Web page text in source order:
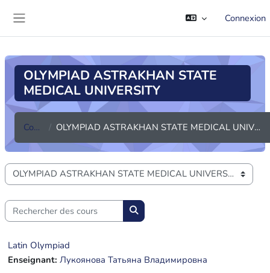
Connexion
OLYMPIAD ASTRAKHAN STATE
MEDICAL UNIVERSITY
Cours OLYMPIAD ASTRAKHAN STATE MEDICAL UNIVERSITY
Catégories de cours
Rechercher des cours
Rechercher des cours
Latin Olympiad
Enseignant: Лукоянова Татьяна Владимировна